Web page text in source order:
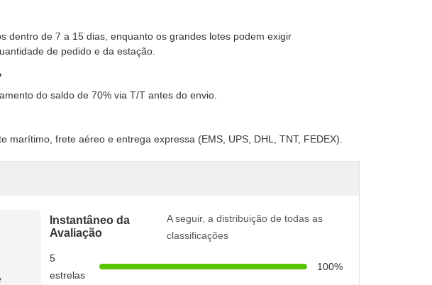
dentro de 7 a 15 dias, enquanto os grandes lotes podem exigir
de pedido e da estação.
do saldo de 70% via T/T antes do envio.
marítimo, frete aéreo e entrega expressa (EMS, UPS, DHL, TNT, FEDEX).
Instantâneo da
Avaliação
A seguir, a distribuição de todas as
classificações
5
estrelas
100%